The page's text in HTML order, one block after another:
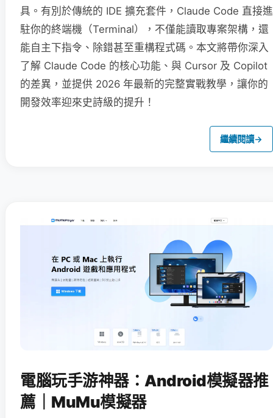
具。有別於傳統的 IDE 擴充套件，Claude Code 直接進
駐你的終端機（Terminal），不僅能讀取專案架構，還
能自主下指令、除錯甚至重構程式碼。本文將帶你深入
了解 Claude Code 的核心功能、與 Cursor 及 Copilot
的差異，並提供 2026 年最新的完整實戰教學，讓你的
開發效率迎來史詩級的提升！
繼續閱讀→
電腦玩手游神器：Android模擬器推
薦｜MuMu模擬器